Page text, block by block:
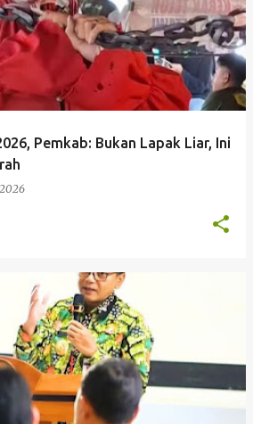
Pemkab: Bukan Lapak Liar, Ini